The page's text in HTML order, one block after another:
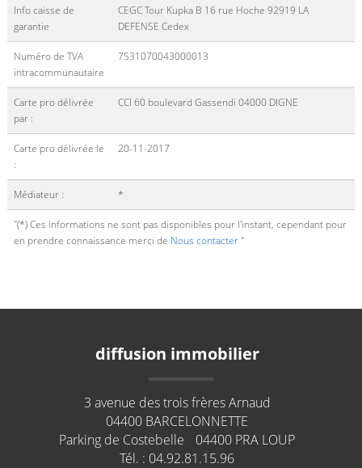
Info caisse de
garantie
CEGC Tour Kupka B 16 rue Hoche 92919 LA
DEFENSE Cedex
Numéro de TVA
intracommunautaire
7531070043000013
Carte pro délivrée
par :
CCI 60 boulevard Gassendi 04000 DIGNE
Carte pro délivrée le
:
20-11-2017
Médiateur : *
"(*) Ces informations ne sont pas disponibles pour l'instant, cependant pour
en prendre connaissance merci de Nous contacter"
diffusion immobilier
3 avenue des trois frères Arnaud
04400 BARCELONNETTE
Parking de Costebelle
04400 PRA LOUP
Tél. : 04.92.81.15.96